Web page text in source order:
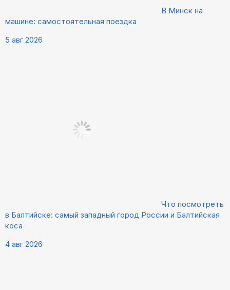
В Минск на
машине: самостоятельная поездка
5 авг 2026
Что посмотреть
в Балтийске: самый западный город России и Балтийская
коса
4 авг 2026